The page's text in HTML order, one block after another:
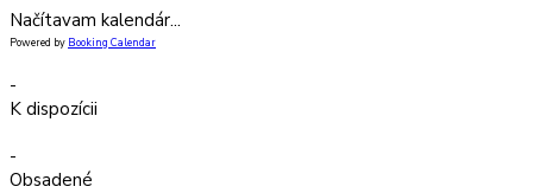
Načítavam kalendár...
Powered by Booking Calendar
-
K dispozícii
-
Obsadené